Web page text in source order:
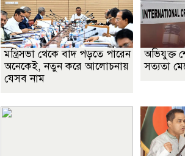
মন্ত্রিসভা থেকে বাদ পড়তে পারেন
অনেকেই, নতুন করে আলোচনায়
যেসব নাম
অভিযুক্ত
সত্যতা